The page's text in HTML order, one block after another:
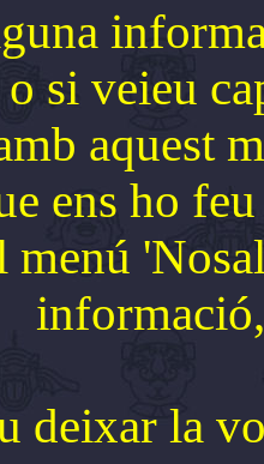
o si veieu
aquest
ens ho
menú
deixar la